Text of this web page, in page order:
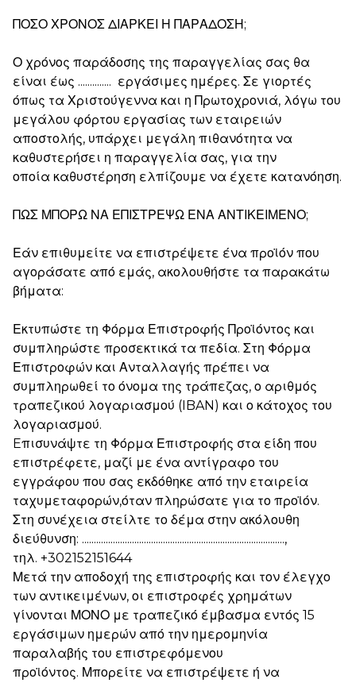
ΠΟΣΟ ΧΡΟΝΟΣ ΔΙΑΡΚΕΙ Η ΠΑΡΑΔΟΣΗ;
Ο χρόνος παράδοσης της παραγγελίας σας θα
είναι έως .............. εργάσιμες ημέρες. Σε γιορτές
όπως τα Χριστούγεννα και η Πρωτοχρονιά, λόγω του
μεγάλου φόρτου εργασίας των εταιρειών
αποστολής, υπάρχει μεγάλη πιθανότητα να
καθυστερήσει η παραγγελία σας, για την
οποία καθυστέρηση ελπίζουμε να έχετε κατανόηση.
ΠΩΣ ΜΠΟΡΩ ΝΑ ΕΠΙΣΤΡΕΨΩ ΕΝΑ ΑΝΤΙΚΕΙΜΕΝΟ;
Εάν επιθυμείτε να επιστρέψετε ένα προϊόν που
αγοράσατε από εμάς, ακολουθήστε τα παρακάτω
βήματα:
Εκτυπώστε τη Φόρμα Επιστροφής Προϊόντος και
συμπληρώστε προσεκτικά τα πεδία. Στη Φόρμα
Επιστροφών και Ανταλλαγής πρέπει να
συμπληρωθεί το όνομα της τράπεζας, ο αριθμός
τραπεζικού λογαριασμού (IBAN) και ο κάτοχος του
λογαριασμού.
Еπισυνάψτε τη Φόρμα Επιστροφής στα είδη που
επιστρέφετε, μαζί με ένα αντίγραφο του
εγγράφου που σας εκδόθηκε από την εταιρεία
ταχυμεταφορών,όταν πληρώσατε για το προϊόν.
Στη συνέχεια στείλτε το δέμα στην ακόλουθη
διεύθυνση: .....................................................................................,
τηλ. +302152151644
Μετά την αποδοχή της επιστροφής και τον έλεγχο
των αντικειμένων, οι επιστροφές χρημάτων
γίνονται ΜΟΝΟ με τραπεζικό έμβασμα εντός 15
εργάσιμων ημερών από την ημερομηνία
παραλαβής του επιστρεφόμενου
προϊόντος. Μπορείτε να επιστρέψετε ή να